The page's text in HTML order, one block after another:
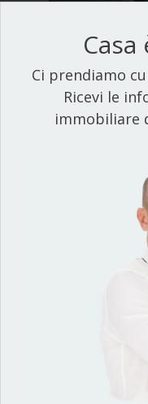
Ci prendiamo
Ricevi le
immobiliare